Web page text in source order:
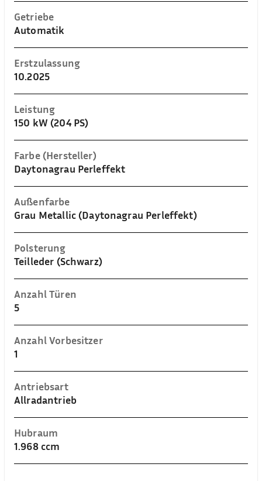
Getriebe
Automatik
Erstzulassung
10.2025
Leistung
150 kW (204 PS)
Farbe (Hersteller)
Daytonagrau Perleffekt
Außenfarbe
Grau Metallic (Daytonagrau Perleffekt)
Polsterung
Teilleder (Schwarz)
Anzahl Türen
5
Anzahl Vorbesitzer
1
Antriebsart
Allradantrieb
Hubraum
1.968 ccm